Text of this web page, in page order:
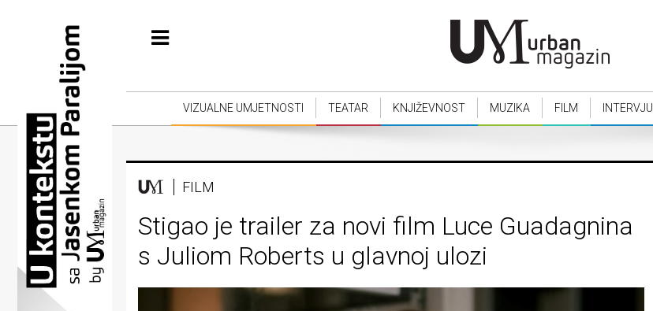
Vizualne
umjetnosti
Teatar
Književnost
Muzika
Film
Intervju
Kolumne
VIZUALNE UMJETNOSTI TEATAR KNJIŽEVNOST MUZIKA FILM INTERVJU
FILM
Stigao je trailer za novi film Luce Guadagnina
s Juliom Roberts u glavnoj ulozi